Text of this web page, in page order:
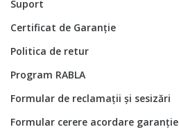
Suport
Certificat de Garanție
Politica de retur
Program RABLA
Formular de reclamații și sesizări
Formular cerere acordare garanție